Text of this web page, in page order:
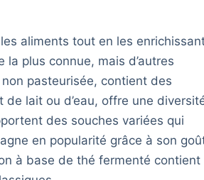
aliments tout en les
plus connue, mais d’autres
pasteurisée, contient des
lait ou d’eau, offre une
des souches variées qui
en popularité grâce à son
à base de thé fermenté contient